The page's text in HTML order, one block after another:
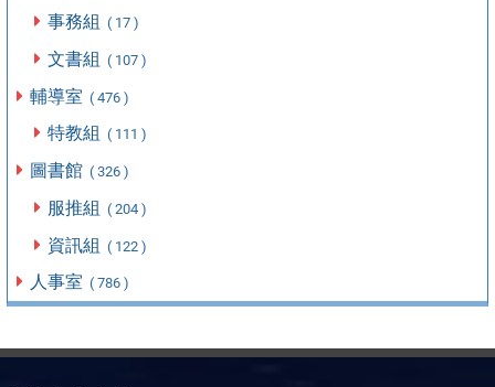
事務組 ( 17 )
文書組 ( 107 )
輔導室 ( 476 )
特教組 ( 111 )
圖書館 ( 326 )
服推組 ( 204 )
資訊組 ( 122 )
人事室 ( 786 )